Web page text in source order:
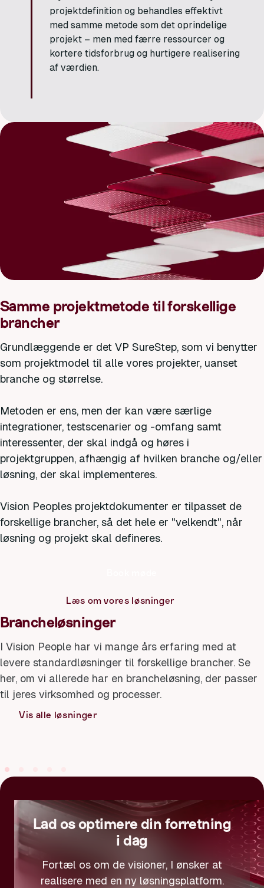
projektdefinition og behandles effektivt
med samme metode som det oprindelige
projekt – men med færre ressourcer og
kortere tidsforbrug og hurtigere realisering
af værdien.
Samme projektmetode til forskellige
brancher
Grundlæggende er det VP SureStep, som vi benytter
som projektmodel til alle vores projekter, uanset
branche og størrelse.
Metoden er ens, men der kan være særlige
integrationer, testscenarier og -omfang samt
interessenter, der skal indgå og høres i
projektgruppen, afhængig af hvilken branche og/eller
løsning, der skal implementeres.
Vision Peoples projektdokumenter er tilpasset de
forskellige brancher, så det hele er "velkendt", når
løsning og projekt skal defineres.
Læs om vores løsninger
Brancheløsninger
I Vision People har vi mange års erfaring med at
levere standardløsninger til forskellige brancher. Se
her, om vi allerede har en brancheløsning, der passer
til jeres virksomhed og processer.
Vis alle løsninger
Forsyningsvirksomheder
Lad os optimere din forretning
i dag
Fortæl os om de visioner, I ønsker at
realisere med en ny løsningsplatform.